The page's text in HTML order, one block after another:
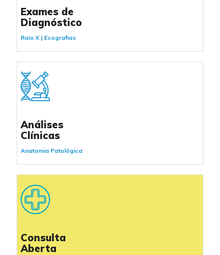
Exames de
Diagnóstico
Raio X | Ecografias
Análises
Clínicas
Anatomia Patológica
Consulta
Aberta